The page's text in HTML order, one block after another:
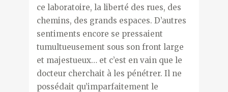
ce laboratoire, la liberté des rues, des
chemins, des grands espaces. D’autres
sentiments encore se pressaient
tumultueusement sous son front large
et majestueux… et c’est en vain que le
docteur cherchait à les pénétrer. Il ne
possédait qu’imparfaitement le